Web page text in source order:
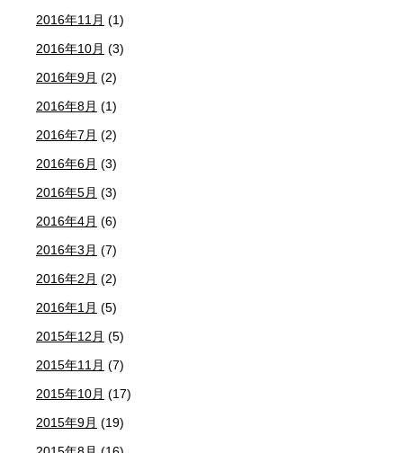
2016年11月 (1)
2016年10月 (3)
2016年9月 (2)
2016年8月 (1)
2016年7月 (2)
2016年6月 (3)
2016年5月 (3)
2016年4月 (6)
2016年3月 (7)
2016年2月 (2)
2016年1月 (5)
2015年12月 (5)
2015年11月 (7)
2015年10月 (17)
2015年9月 (19)